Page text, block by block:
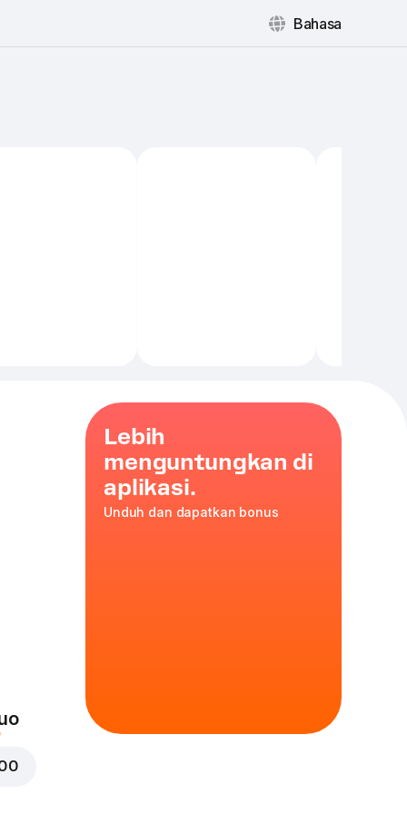
Bahasa
Lebih
menguntungkan di
aplikasi.
Unduh dan dapatkan bonus